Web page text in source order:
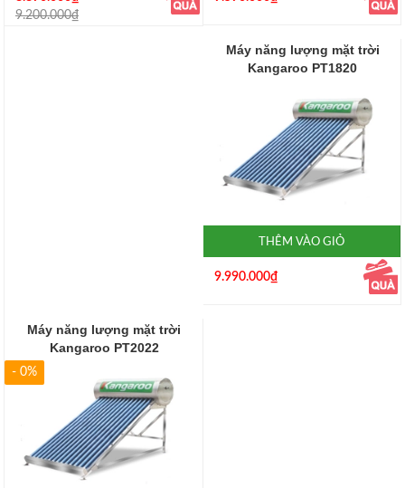
9.200.000₫
Máy năng lượng mặt trời
Kangaroo PT1820
THÊM VÀO GIỎ
9.990.000₫
Máy năng lượng mặt trời
Kangaroo PT2022
- 0%